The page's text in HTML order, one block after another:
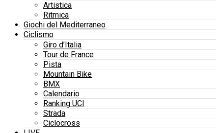
Artistica
Ritmica
Giochi del Mediterraneo
Ciclismo
Giro d’Italia
Tour de France
Pista
Mountain Bike
BMX
Calendario
Ranking UCI
Strada
Ciclocross